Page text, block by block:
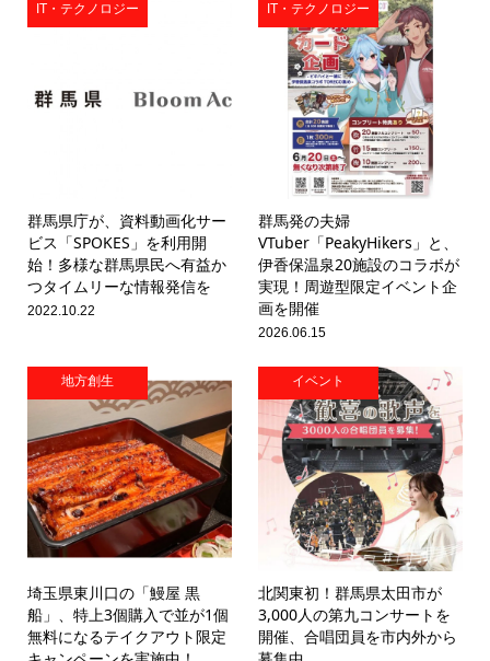
IT・テクノロジー
群馬県庁が、資料動画化サー
ビス「SPOKES」を利用開
始！多様な群馬県民へ有益か
つタイムリーな情報発信を
2022.10.22
IT・テクノロジー
群馬発の夫婦
VTuber「PeakyHikers」と、
伊香保温泉20施設のコラボが
実現！周遊型限定イベント企
画を開催
2026.06.15
地方創生
埼玉県東川口の「鰻屋 黒
船」、特上3個購入で並が1個
無料になるテイクアウト限定
イベント
北関東初！群馬県太田市が
3,000人の第九コンサートを
開催、合唱団員を市内外から